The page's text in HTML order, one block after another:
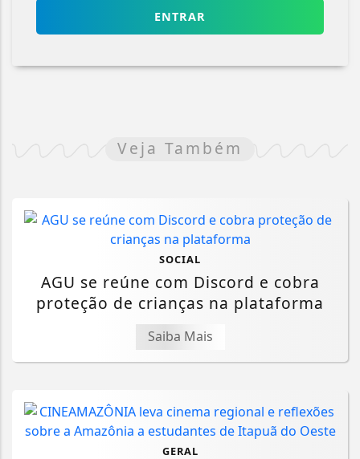
ENTRAR
Veja Também
SOCIAL
AGU se reúne com Discord e cobra
proteção de crianças na plataforma
Saiba Mais
GERAL